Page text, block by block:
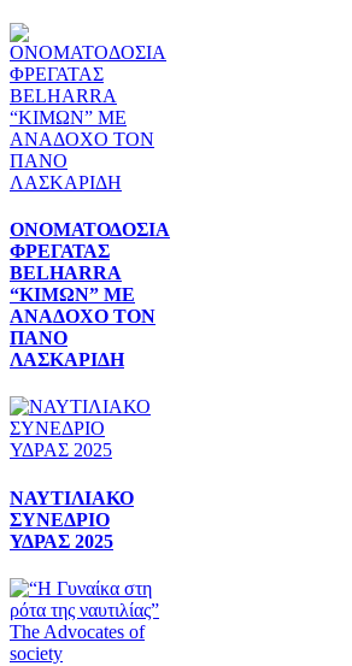
ΟΝΟΜΑΤΟΔΟΣΙΑ
ΦΡΕΓΑΤΑΣ
BELHARRA
“ΚΙΜΩΝ” ΜΕ
ΑΝΑΔΟΧΟ ΤΟΝ
ΠΑΝΟ
ΛΑΣΚΑΡΙΔΗ
ΝΑΥΤΙΛΙΑΚΟ
ΣΥΝΕΔΡΙΟ
ΥΔΡΑΣ 2025